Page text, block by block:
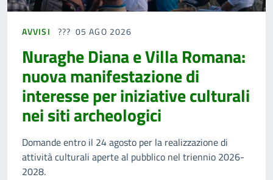
AVVISI 05 AGO 2026
Nuraghe Diana e Villa Romana:
nuova manifestazione di
interesse per iniziative culturali
nei siti archeologici
Domande entro il 24 agosto per la realizzazione di
attività culturali aperte al pubblico nel triennio 2026-
2028.